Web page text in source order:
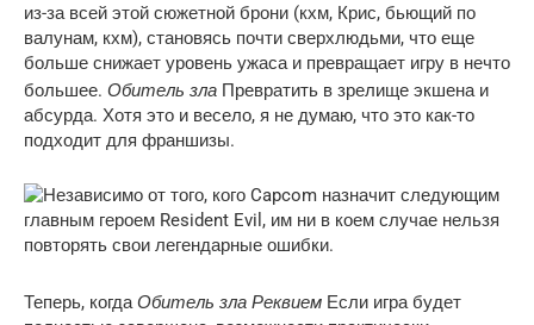
из-за всей этой сюжетной брони (кхм, Крис, бьющий по
валунам, кхм), становясь почти сверхлюдьми, что еще
больше снижает уровень ужаса и превращает игру в нечто
большее. Обитель зла Превратить в зрелище экшена и
абсурда. Хотя это и весело, я не думаю, что это как-то
подходит для франшизы.
Теперь, когдаОбитель зла Реквием Если игра будет